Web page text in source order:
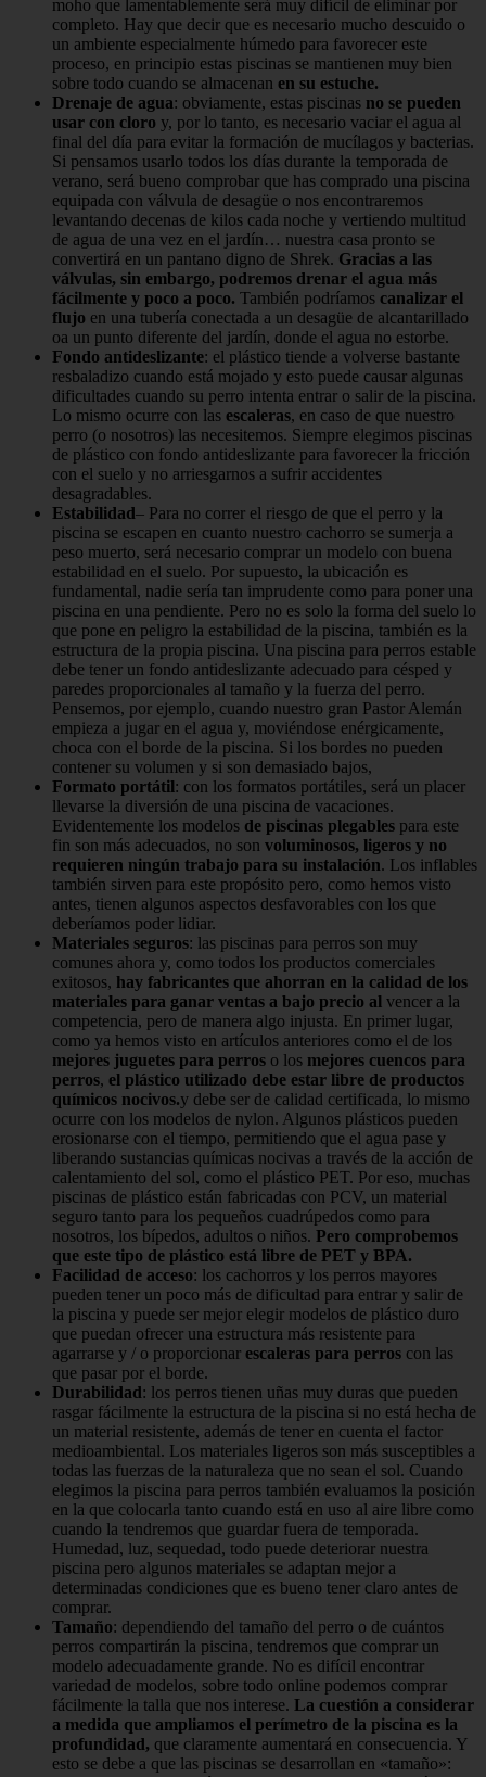
moho que lamentablemente será muy difícil de eliminar por
completo. Hay que decir que es necesario mucho descuido o
un ambiente especialmente húmedo para favorecer este
proceso, en principio estas piscinas se mantienen muy bien
sobre todo cuando se almacenan en su estuche.
Drenaje de agua: obviamente, estas piscinas no se pueden
usar con cloro y, por lo tanto, es necesario vaciar el agua al
final del día para evitar la formación de mucílagos y bacterias.
Si pensamos usarlo todos los días durante la temporada de
verano, será bueno comprobar que has comprado una piscina
equipada con válvula de desagüe o nos encontraremos
levantando decenas de kilos cada noche y vertiendo multitud
de agua de una vez en el jardín… nuestra casa pronto se
convertirá en un pantano digno de Shrek. Gracias a las
válvulas, sin embargo, podremos drenar el agua más
fácilmente y poco a poco. También podríamos canalizar el
flujo en una tubería conectada a un desagüe de alcantarillado
oa un punto diferente del jardín, donde el agua no estorbe.
Fondo antideslizante: el plástico tiende a volverse bastante
resbaladizo cuando está mojado y esto puede causar algunas
dificultades cuando su perro intenta entrar o salir de la piscina.
Lo mismo ocurre con las escaleras, en caso de que nuestro
perro (o nosotros) las necesitemos. Siempre elegimos piscinas
de plástico con fondo antideslizante para favorecer la fricción
con el suelo y no arriesgarnos a sufrir accidentes
desagradables.
Estabilidad– Para no correr el riesgo de que el perro y la
piscina se escapen en cuanto nuestro cachorro se sumerja a
peso muerto, será necesario comprar un modelo con buena
estabilidad en el suelo. Por supuesto, la ubicación es
fundamental, nadie sería tan imprudente como para poner una
piscina en una pendiente. Pero no es solo la forma del suelo lo
que pone en peligro la estabilidad de la piscina, también es la
estructura de la propia piscina. Una piscina para perros estable
debe tener un fondo antideslizante adecuado para césped y
paredes proporcionales al tamaño y la fuerza del perro.
Pensemos, por ejemplo, cuando nuestro gran Pastor Alemán
empieza a jugar en el agua y, moviéndose enérgicamente,
choca con el borde de la piscina. Si los bordes no pueden
contener su volumen y si son demasiado bajos,
Formato portátil: con los formatos portátiles, será un placer
llevarse la diversión de una piscina de vacaciones.
Evidentemente los modelos de piscinas plegables para este
fin son más adecuados, no son voluminosos, ligeros y no
requieren ningún trabajo para su instalación. Los inflables
también sirven para este propósito pero, como hemos visto
antes, tienen algunos aspectos desfavorables con los que
deberíamos poder lidiar.
Materiales seguros: las piscinas para perros son muy
comunes ahora y, como todos los productos comerciales
exitosos, hay fabricantes que ahorran en la calidad de los
materiales para ganar ventas a bajo precio al vencer a la
competencia, pero de manera algo injusta. En primer lugar,
como ya hemos visto en artículos anteriores como el de los
mejores juguetes para perros o los mejores cuencos para
perros, el plástico utilizado debe estar libre de productos
químicos nocivos.y debe ser de calidad certificada, lo mismo
ocurre con los modelos de nylon. Algunos plásticos pueden
erosionarse con el tiempo, permitiendo que el agua pase y
liberando sustancias químicas nocivas a través de la acción de
calentamiento del sol, como el plástico PET. Por eso, muchas
piscinas de plástico están fabricadas con PCV, un material
seguro tanto para los pequeños cuadrúpedos como para
nosotros, los bípedos, adultos o niños. Pero comprobemos
que este tipo de plástico está libre de PET y BPA.
Facilidad de acceso: los cachorros y los perros mayores
pueden tener un poco más de dificultad para entrar y salir de
la piscina y puede ser mejor elegir modelos de plástico duro
que puedan ofrecer una estructura más resistente para
agarrarse y / o proporcionar escaleras para perros con las
que pasar por el borde.
Durabilidad: los perros tienen uñas muy duras que pueden
rasgar fácilmente la estructura de la piscina si no está hecha de
un material resistente, además de tener en cuenta el factor
medioambiental. Los materiales ligeros son más susceptibles a
todas las fuerzas de la naturaleza que no sean el sol. Cuando
elegimos la piscina para perros también evaluamos la posición
en la que colocarla tanto cuando está en uso al aire libre como
cuando la tendremos que guardar fuera de temporada.
Humedad, luz, sequedad, todo puede deteriorar nuestra
piscina pero algunos materiales se adaptan mejor a
determinadas condiciones que es bueno tener claro antes de
comprar.
Tamaño: dependiendo del tamaño del perro o de cuántos
perros compartirán la piscina, tendremos que comprar un
modelo adecuadamente grande. No es difícil encontrar
variedad de modelos, sobre todo online podemos comprar
fácilmente la talla que nos interese. La cuestión a considerar
a medida que ampliamos el perímetro de la piscina es la
profundidad, que claramente aumentará en consecuencia. Y
esto se debe a que las piscinas se desarrollan en «tamaño»: